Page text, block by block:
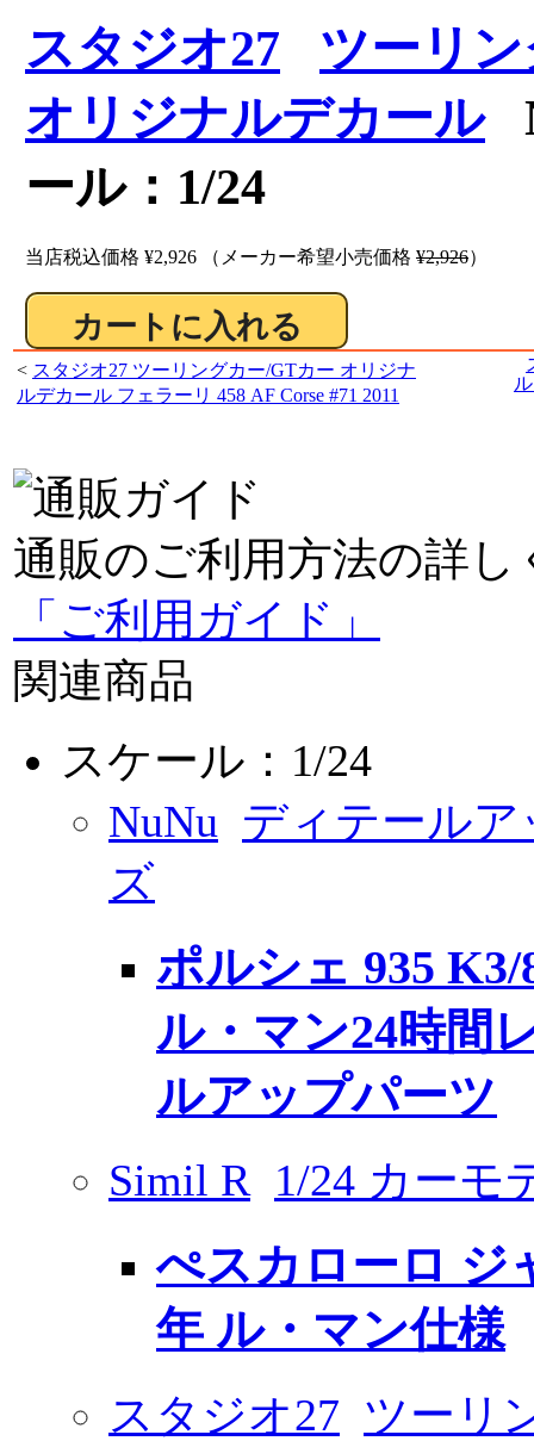
スタジオ27
ツーリ
オリジナルデカール
ール：1/24
当店税込価格 ¥2,926 （メーカー希望小売価格 ¥2,926）
< スタジオ27 ツーリングカー/GTカー オリジナ
ルデカール フェラーリ 458 AF Corse #71 2011
通販のご利用方法の詳し
「ご利用ガイド」
関連商品
スケール：1/24
NuNu ディテール
ズ
ポルシェ 935 K3/
ル・マン24時間
ルアップパーツ
Simil R 1/24 カーモ
ぺスカローロ ジ
年 ル・マン仕様
スタジオ27 ツーリ